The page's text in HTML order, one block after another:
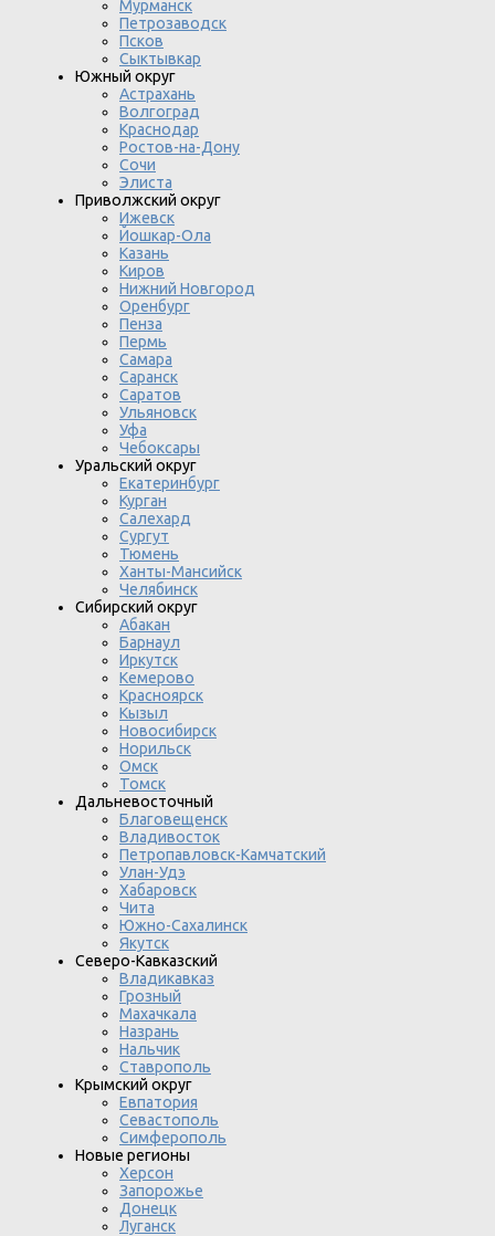
Мурманск
Петрозаводск
Псков
Сыктывкар
Южный округ
Астрахань
Волгоград
Краснодар
Ростов-на-Дону
Сочи
Элиста
Приволжский округ
Ижевск
Йошкар-Ола
Казань
Киров
Нижний Новгород
Оренбург
Пенза
Пермь
Самара
Саранск
Саратов
Ульяновск
Уфа
Чебоксары
Уральский округ
Екатеринбург
Курган
Салехард
Сургут
Тюмень
Ханты-Мансийск
Челябинск
Сибирский округ
Абакан
Барнаул
Иркутск
Кемерово
Красноярск
Кызыл
Новосибирск
Норильск
Омск
Томск
Дальневосточный
Благовещенск
Владивосток
Петропавловск-Камчатский
Улан-Удэ
Хабаровск
Чита
Южно-Сахалинск
Якутск
Северо-Кавказский
Владикавказ
Грозный
Махачкала
Назрань
Нальчик
Ставрополь
Крымский округ
Евпатория
Севастополь
Симферополь
Новые регионы
Херсон
Запорожье
Донецк
Луганск